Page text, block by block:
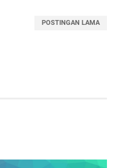
POSTINGAN LAMA